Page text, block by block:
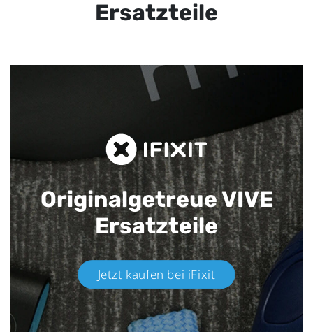
Ersatzteile
Originalgetreue VIVE
Ersatzteile
Jetzt kaufen bei iFixit​